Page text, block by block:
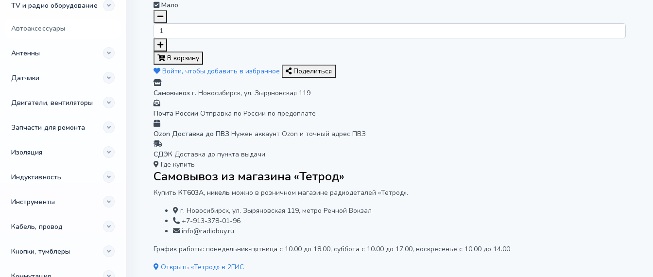
TV и радио оборудование
Автоаксессуары
Антенны
Датчики
Двигатели, вентиляторы
Запчасти для ремонта
Изоляция
Индуктивность
Инструменты
Кабель, провод
Кнопки, тумблеры
Мало
В корзину
Войти, чтобы добавить в избранное
Поделиться
Самовывоз г. Новосибирск, ул. Зыряновская 119
Почта России Отправка по России по предоплате
Ozon Доставка до ПВЗ Нужен аккаунт Ozon и точный адрес ПВЗ
СДЭК Доставка до пункта выдачи
Где купить
Самовывоз из магазина «Тетрод»
Купить КТ603А, никель можно в розничном магазине радиодеталей «Тетрод».
г. Новосибирск, ул. Зыряновская 119, метро Речной Вокзал
+7-913-378-01-96
info@radiobuy.ru
График работы: понедельник-пятница с 10.00 до 18.00, суббота с 10.00 до 17.00, воскресенье с 10.00 до 14.00
Открыть «Тетрод» в 2ГИС